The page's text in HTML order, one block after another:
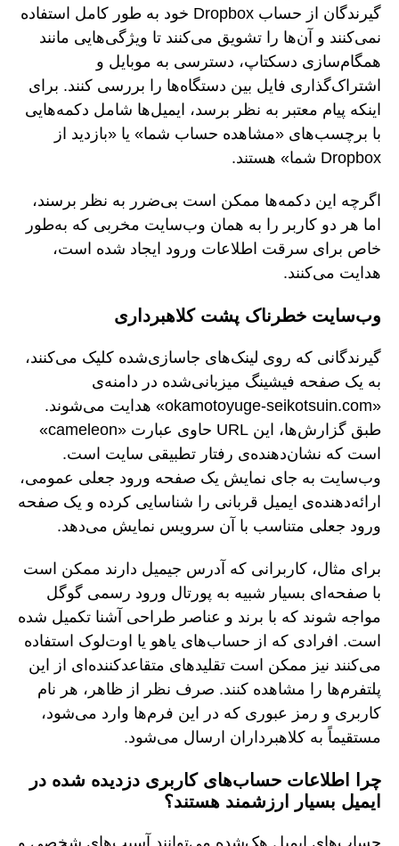
گیرندگان از حساب Dropbox خود به طور کامل استفاده
نمی‌کنند و آن‌ها را تشویق می‌کنند تا ویژگی‌هایی مانند
همگام‌سازی دسکتاپ، دسترسی به موبایل و
اشتراک‌گذاری فایل بین دستگاه‌ها را بررسی کنند. برای
اینکه پیام معتبر به نظر برسد، ایمیل‌ها شامل دکمه‌هایی
با برچسب‌های «مشاهده حساب شما» یا «بازدید از
Dropbox شما» هستند.
اگرچه این دکمه‌ها ممکن است بی‌ضرر به نظر برسند،
اما هر دو کاربر را به همان وب‌سایت مخربی که به‌طور
خاص برای سرقت اطلاعات ورود ایجاد شده است،
هدایت می‌کنند.
وب‌سایت خطرناک پشت کلاهبرداری
گیرندگانی که روی لینک‌های جاسازی‌شده کلیک می‌کنند،
به یک صفحه فیشینگ میزبانی‌شده در دامنه‌ی
«okamotoyuge-seikotsuin.com» هدایت می‌شوند.
طبق گزارش‌ها، این URL حاوی عبارت «cameleon»
است که نشان‌دهنده‌ی رفتار تطبیقی سایت است.
وب‌سایت به جای نمایش یک صفحه ورود جعلی عمومی،
ارائه‌دهنده‌ی ایمیل قربانی را شناسایی کرده و یک صفحه
ورود جعلی متناسب با آن سرویس نمایش می‌دهد.
برای مثال، کاربرانی که آدرس جیمیل دارند ممکن است
با صفحه‌ای بسیار شبیه به پورتال ورود رسمی گوگل
مواجه شوند که با برند و عناصر طراحی آشنا تکمیل شده
است. افرادی که از حساب‌های یاهو یا اوت‌لوک استفاده
می‌کنند نیز ممکن است تقلیدهای متقاعدکننده‌ای از این
پلتفرم‌ها را مشاهده کنند. صرف نظر از ظاهر، هر نام
کاربری و رمز عبوری که در این فرم‌ها وارد می‌شود،
مستقیماً به کلاهبرداران ارسال می‌شود.
چرا اطلاعات حساب‌های کاربری دزدیده شده در
ایمیل بسیار ارزشمند هستند؟